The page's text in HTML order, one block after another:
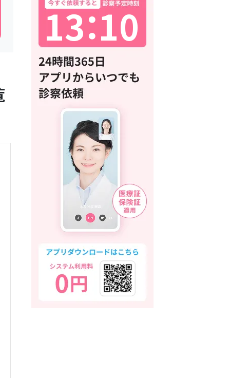
13：
10